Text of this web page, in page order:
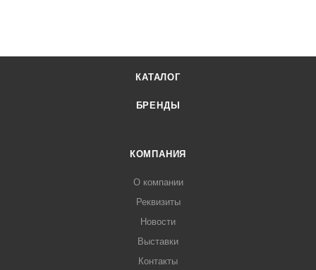
КАТАЛОГ
БРЕНДЫ
КОМПАНИЯ
О компании
Реквизиты
Новости
Выставки
Контакты